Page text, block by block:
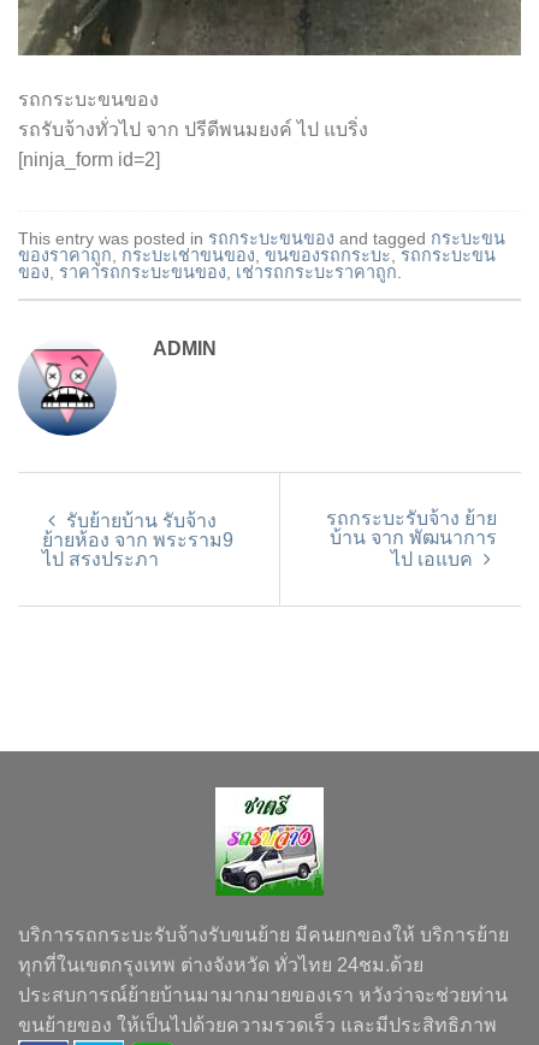
รถกระบะขนของ
รถรับจ้างทั่วไป จาก ปรีดีพนมยงค์ ไป แบริ่ง
[ninja_form id=2]
This entry was posted in รถกระบะขนของ and tagged กระบะขน
ของราคาถูก
กระบะเช่าขนของ ขนของรถกระบะ
รถกระบะขน
ของ
ราคารถกระบะขนของ เช่ารถกระบะราคาถูก
ADMIN
รับย้ายบ้าน รับจ้าง
ย้ายห้อง จาก พระราม9
ไป สรงประภา
รถกระบะรับจ้าง ย้าย
บ้าน จาก พัฒนาการ
ไป เอแบค
บริการรถกระบะรับจ้างรับขนย้าย มีคนยกของให้ บริการย้าย
ทุกที่ในเขตกรุงเทพ ต่างจังหวัด ทั่วไทย 24ชม.ด้วย
ประสบการณ์ย้ายบ้านมามากมายของเรา หวังว่าจะช่วยท่าน
ขนย้ายของ ให้เป็นไปด้วยความรวดเร็ว และมีประสิทธิภาพ